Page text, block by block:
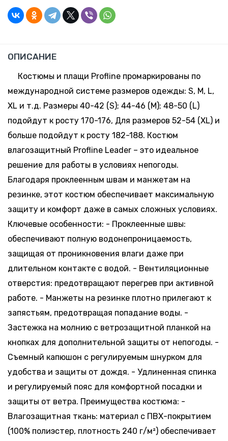
68-70
69.45 руб.
*
Минск-
Москва
ОПИСАНИЕ
Костюмы и плащи Profline промаркированы по
международной системе размеров одежды: S, M, L,
XL и т.д. Размеры 40-42 (S); 44-46 (М); 48-50 (L)
подойдут к росту 170-176, Для размеров 52-54 (XL) и
больше подойдут к росту 182-188. Костюм
влагозащитный Profline Leader – это идеальное
решение для работы в условиях непогоды.
Благодаря проклеенным швам и манжетам на
резинке, этот костюм обеспечивает максимальную
защиту и комфорт даже в самых сложных условиях.
Ключевые особенности: - Проклеенные швы:
обеспечивают полную водонепроницаемость,
защищая от проникновения влаги даже при
длительном контакте с водой. - Вентиляционные
отверстия: предотвращают перегрев при активной
работе. - Манжеты на резинке плотно прилегают к
запястьям, предотвращая попадание воды. -
Застежка на молнию с ветрозащитной планкой на
кнопках для дополнительной защиты от непогоды. -
Съемный капюшон с регулируемым шнурком для
удобства и защиты от дождя. - Удлиненная спинка
и регулируемый пояс для комфортной посадки и
защиты от ветра. Преимущества костюма: -
Влагозащитная ткань: материал с ПВХ-покрытием
(100% полиэстер, плотность 240 г/м²) обеспечивает